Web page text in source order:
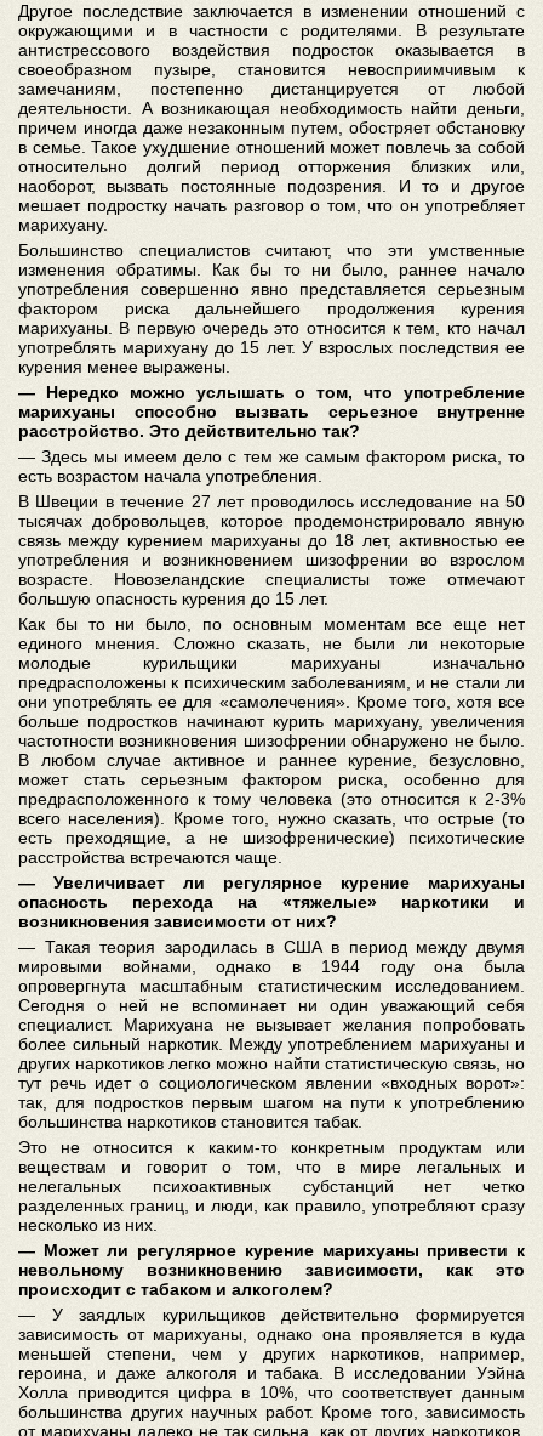
Другое последствие заключается в изменении отношений с
окружающими и в частности с родителями. В результате
антистрессового воздействия подросток оказывается в
своеобразном пузыре, становится невосприимчивым к
замечаниям, постепенно дистанцируется от любой
деятельности. А возникающая необходимость найти деньги,
причем иногда даже незаконным путем, обостряет обстановку
в семье. Такое ухудшение отношений может повлечь за собой
относительно долгий период отторжения близких или,
наоборот, вызвать постоянные подозрения. И то и другое
мешает подростку начать разговор о том, что он употребляет
марихуану.
Большинство специалистов считают, что эти умственные
изменения обратимы. Как бы то ни было, раннее начало
употребления совершенно явно представляется серьезным
фактором риска дальнейшего продолжения курения
марихуаны. В первую очередь это относится к тем, кто начал
употреблять марихуану до 15 лет. У взрослых последствия ее
курения менее выражены.
— Нередко можно услышать о том, что употребление
марихуаны способно вызвать серьезное внутренне
расстройство. Это действительно так?
— Здесь мы имеем дело с тем же самым фактором риска, то
есть возрастом начала употребления.
В Швеции в течение 27 лет проводилось исследование на 50
тысячах добровольцев, которое продемонстрировало явную
связь между курением марихуаны до 18 лет, активностью ее
употребления и возникновением шизофрении во взрослом
возрасте. Новозеландские специалисты тоже отмечают
большую опасность курения до 15 лет.
Как бы то ни было, по основным моментам все еще нет
единого мнения. Сложно сказать, не были ли некоторые
молодые курильщики марихуаны изначально
предрасположены к психическим заболеваниям, и не стали ли
они употреблять ее для «самолечения». Кроме того, хотя все
больше подростков начинают курить марихуану, увеличения
частотности возникновения шизофрении обнаружено не было.
В любом случае активное и раннее курение, безусловно,
может стать серьезным фактором риска, особенно для
предрасположенного к тому человека (это относится к 2-3%
всего населения). Кроме того, нужно сказать, что острые (то
есть преходящие, а не шизофренические) психотические
расстройства встречаются чаще.
— Увеличивает ли регулярное курение марихуаны
опасность перехода на «тяжелые» наркотики и
возникновения зависимости от них?
— Такая теория зародилась в США в период между двумя
мировыми войнами, однако в 1944 году она была
опровергнута масштабным статистическим исследованием.
Сегодня о ней не вспоминает ни один уважающий себя
специалист. Марихуана не вызывает желания попробовать
более сильный наркотик. Между употреблением марихуаны и
других наркотиков легко можно найти статистическую связь, но
тут речь идет о социологическом явлении «входных ворот»:
так, для подростков первым шагом на пути к употреблению
большинства наркотиков становится табак.
Это не относится к каким-то конкретным продуктам или
веществам и говорит о том, что в мире легальных и
нелегальных психоактивных субстанций нет четко
разделенных границ, и люди, как правило, употребляют сразу
несколько из них.
— Может ли регулярное курение марихуаны привести к
невольному возникновению зависимости, как это
происходит с табаком и алкоголем?
— У заядлых курильщиков действительно формируется
зависимость от марихуаны, однако она проявляется в куда
меньшей степени, чем у других наркотиков, например,
героина, и даже алкоголя и табака. В исследовании Уэйна
Холла приводится цифра в 10%, что соответствует данным
большинства других научных работ. Кроме того, зависимость
от марихуаны далеко не так сильна, как от других наркотиков.